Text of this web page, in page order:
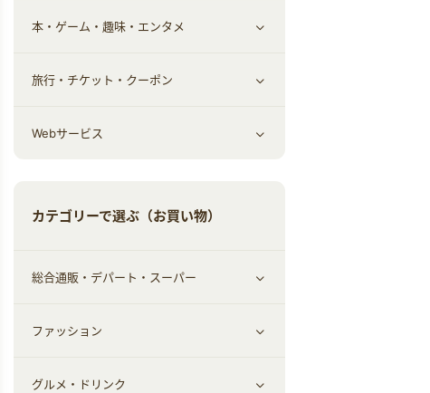
引越し
エコ・エネルギー
車情報・カーシェア・レンタル
習い事・学習・学校
仕事・転職
すべて見る
オフィス・文具
本・ゲーム・趣味・エンタメ
すべて見る
ゲーム・趣味
旅行・チケット・クーポン
すべて見る
Webサービス
カテゴリーで選ぶ（お買い物）
総合通販・デパート・スーパー
すべて見る
総合通販
ファッション
すべて見る
グルメ・ドリンク